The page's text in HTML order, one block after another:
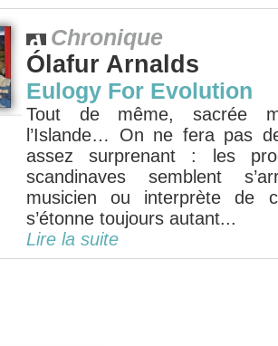
Chronique
Ólafur Arnalds
Eulogy For Evolution
Tout de même, sacrée
l’Islande… On ne fera pas
assez surprenant : les
scandinaves semblent
musicien ou interprète de
s’étonne toujours autant...
Lire la suite